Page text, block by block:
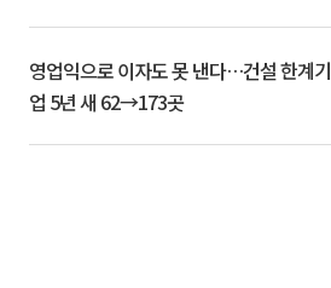
영업익으로 이자도 못 낸다…건설 한계기
업 5년 새 62→173곳